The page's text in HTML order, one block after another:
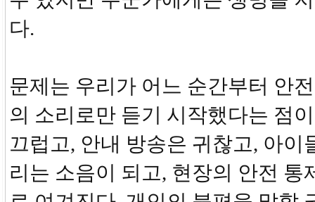
다.
문제는 우리가 어느 순간부터 안
의 소리로만 듣기 시작했다는 점
끄럽고, 안내 방송은 귀찮고, 아이
리는 소음이 되고, 현장의 안전 통